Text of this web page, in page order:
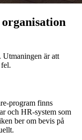
Utmaningen är att
program finns
och HR-system som
ber om bevis på